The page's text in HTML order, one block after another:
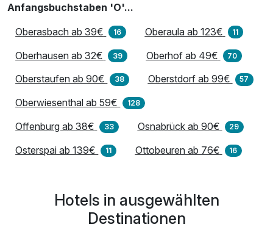
Anfangsbuchstaben 'O'...
Oberasbach ab 39€
16 Oberaula ab 123€ 11
Oberhausen ab 32€ 39 Oberhof ab 49€ 70
Oberstaufen ab 90€ 38 Oberstdorf ab 99€ 57
Oberwiesenthal ab 59€ 128
Offenburg ab 38€ 33 Osnabrück ab 90€ 29
Osterspai ab 139€ 11 Ottobeuren ab 76€ 16
Hotels in ausgewählten
Destinationen